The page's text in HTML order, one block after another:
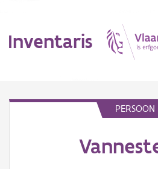
Inventaris
PERSOON